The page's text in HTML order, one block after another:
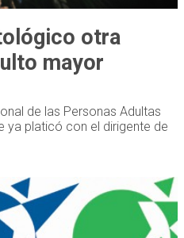
otra
mayor
de las Personas Adultas
ya platicó con el dirigente de